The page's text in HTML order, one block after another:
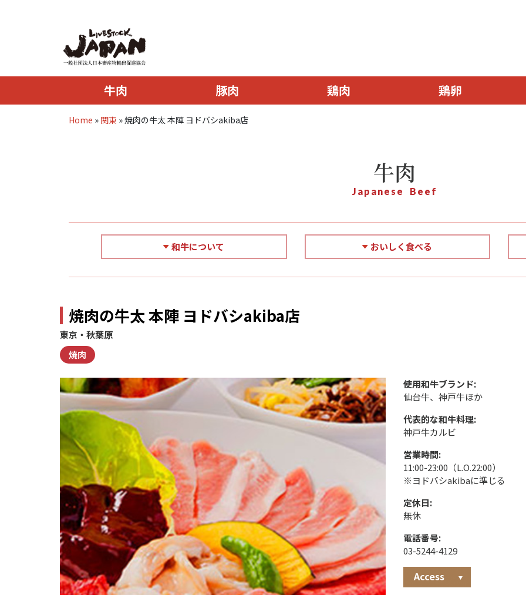
牛肉 豚肉 鶏肉 鶏卵
Home » 関東 »焼肉の牛太 本陣 ヨドバシakiba店
牛肉
Japanese Beef
和牛について おいしく食べる
焼肉の牛太 本陣 ヨドバシakiba店
東京・秋葉原
焼肉
使用和牛ブランド:
仙台牛、神戸牛ほか
代表的な和牛料理:
神戸牛カルビ
営業時間:
11:00-23:00（L.O.22:00）
※ヨドバシakibaに準じる
定休日:
無休
電話番号:
03-5244-4129
Access